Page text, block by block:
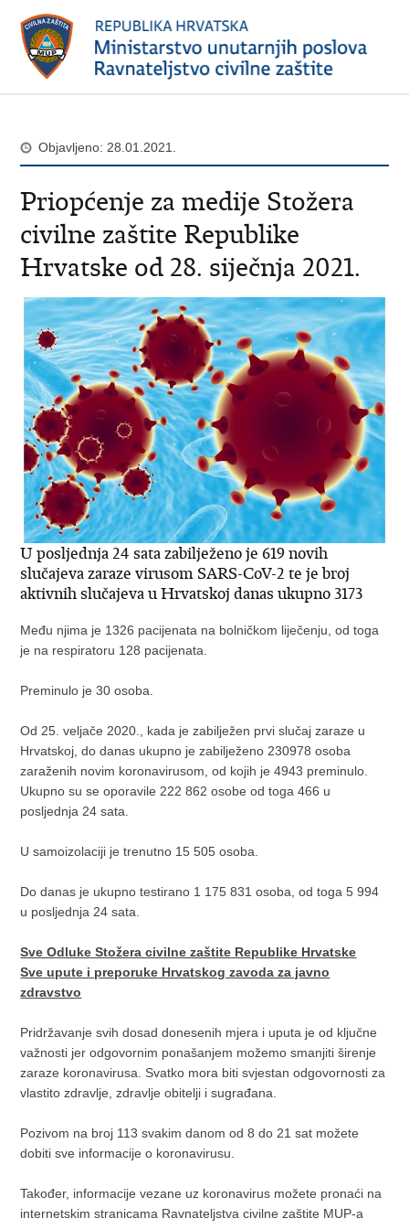
Objavljeno: 28.01.2021.
Priopćenje za medije Stožera
civilne zaštite Republike
Hrvatske od 28. siječnja 2021.
U posljednja 24 sata zabilježeno je 619 novih
slučajeva zaraze virusom SARS-CoV-2 te je broj
aktivnih slučajeva u Hrvatskoj danas ukupno 3173
Među njima je 1326 pacijenata na bolničkom liječenju, od toga
je na respiratoru 128 pacijenata.
Preminulo je 30 osoba.
Od 25. veljače 2020., kada je zabilježen prvi slučaj zaraze u
Hrvatskoj, do danas ukupno je zabilježeno 230978 osoba
zaraženih novim koronavirusom, od kojih je 4943 preminulo.
Ukupno su se oporavile 222 862 osobe od toga 466 u
posljednja 24 sata.
U samoizolaciji je trenutno 15 505 osoba.
Do danas je ukupno testirano 1 175 831 osoba, od toga 5 994
u posljednja 24 sata.
Sve Odluke Stožera civilne zaštite Republike Hrvatske
Sve upute i preporuke Hrvatskog zavoda za javno
zdravstvo
Pridržavanje svih dosad donesenih mjera i uputa je od ključne
važnosti jer odgovornim ponašanjem možemo smanjiti širenje
zaraze koronavirusa. Svatko mora biti svjestan odgovornosti za
vlastito zdravlje, zdravlje obitelji i sugrađana.
Pozivom na broj 113 svakim danom od 8 do 21 sat možete
dobiti sve informacije o koronavirusu.
Također, informacije vezane uz koronavirus možete pronaći na
internetskim stranicama Ravnateljstva civilne zaštite MUP-a